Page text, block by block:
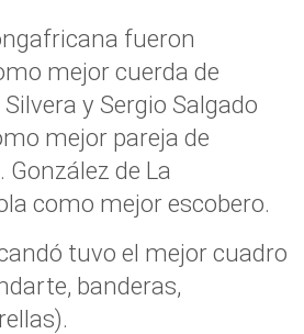
fueron
mejor cuerda de
y Sergio Salgado
mejor pareja de
de La
como mejor escobero.
tuvo el mejor cuadro
banderas,